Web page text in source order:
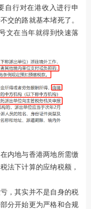
自行对在港收入进行申
交的路就基本堵死了。
文在当年就得到快速落
内地与香港两地所需缴
法下计算的应纳税额，
，其实并不是自身的税
分开始更为严格和合规